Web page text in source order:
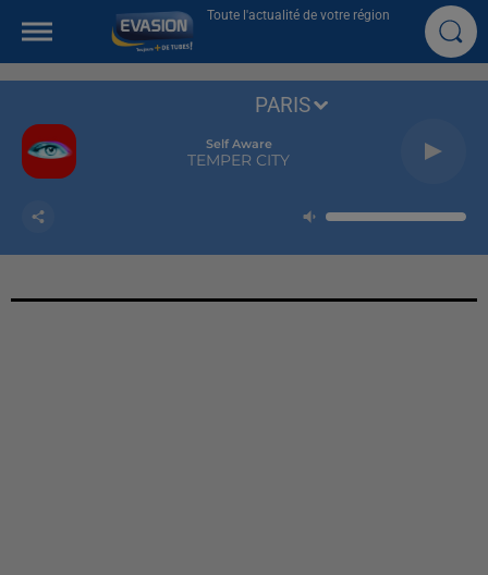
Toute l'actualité de votre région
Self Aware
TEMPER CITY
PARIS